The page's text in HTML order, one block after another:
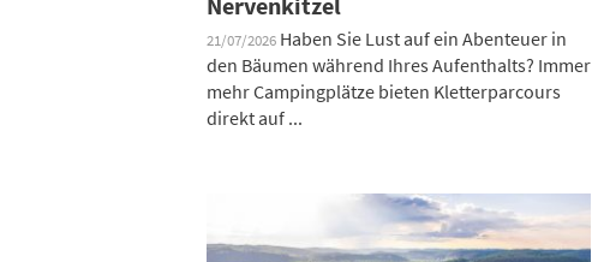
21/07/2026 Haben Sie Lust auf ein Abenteuer in
den Bäumen während Ihres Aufenthalts? Immer
mehr Campingplätze bieten Kletterparcours
direkt auf ...